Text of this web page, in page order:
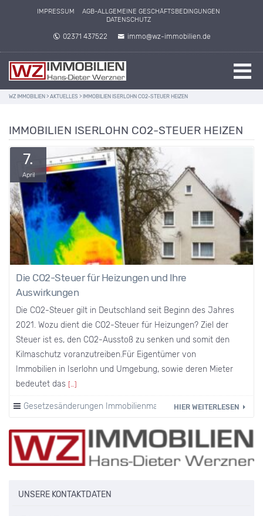
IMPRESSUM
AGB-ALLGEMEINE GESCHÄFTSBEDINGUNGEN
DATENSCHUTZ
02371 437522 immo@wz-immobilien.de
WZ IMMOBILIEN > AKTUELLES > IMMOBILIEN ISERLOHN CO2-STEUER HEIZEN
IMMOBILIEN ISERLOHN CO2-STEUER HEIZEN
7.
April
Die CO2-Steuer für Heizungen und Ihre
Auswirkungen
Die CO2-Steuer gilt in Deutschland seit Beginn des Jahres
2021. Wozu dient die CO2-Steuer für Heizungen? Ziel der
Steuer ist es, den CO2-Ausstoß zu senken und somit den
Kilmaschutz voranzutreiben.Für Eigentümer von
Immobilien in Iserlohn und Umgebung, sowie deren Mieter
bedeutet das […]
Gesetzesänderungen Immobilienmarkt HIER WEITERLESEN
UNSERE KONTAKTDATEN